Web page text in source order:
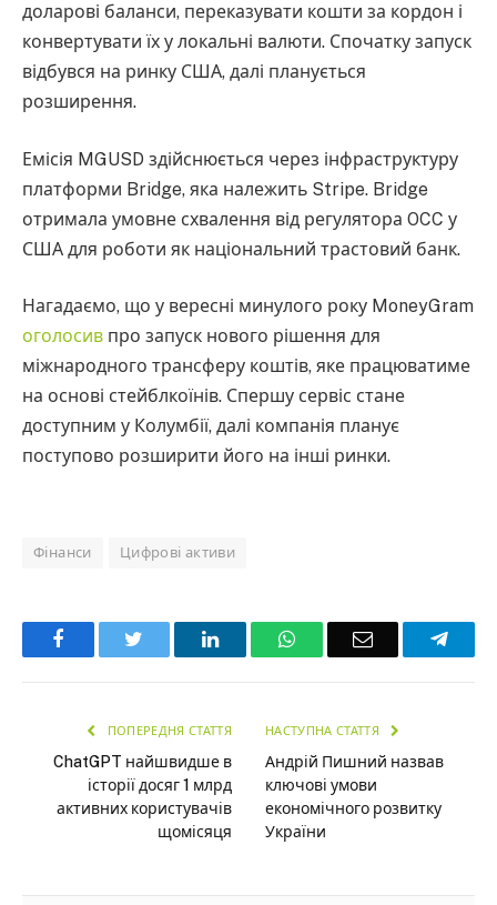
доларові баланси, переказувати кошти за кордон і
конвертувати їх у локальні валюти. Спочатку запуск
відбувся на ринку США, далі планується
розширення.
Емісія MGUSD здійснюється через інфраструктуру
платформи Bridge, яка належить Stripe. Bridge
отримала умовне схвалення від регулятора OCC у
США для роботи як національний трастовий банк.
Нагадаємо, що у вересні минулого року MoneyGram
оголосив про запуск нового рішення для
міжнародного трансферу коштів, яке працюватиме
на основі стейблкоїнів. Спершу сервіс стане
доступним у Колумбії, далі компанія планує
поступово розширити його на інші ринки.
Фінанси Цифрові активи
Facebook LinkedInWhatsAppEmail
ПОПЕРЕДНЯ СТАТТЯ
ChatGPT найшвидше в
історії досяг 1 млрд
активних користувачів
щомісяця
НАСТУПНА СТАТТЯ
Андрій Пишний назвав
ключові умови
економічного розвитку
України